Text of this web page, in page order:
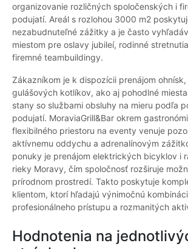
organizovanie rozličných spoločenských i
podujatí. Areál s rozlohou 3000 m2
nezabudnuteľné zážitky a je často
miestom pre oslavy jubileí, rodinné
firemné teambuildingy.
Zákazníkom je k dispozícii prenájom
gulášových kotlíkov, ako aj pohodlné
stany so službami obsluhy na mieru podľa
podujatí. MoraviaGrill&Bar okrem
flexibilného priestoru na eventy venuje
aktívnemu oddychu a adrenalínovým
ponuky je prenájom elektrických bicyklov i
rieky Moravy, čím spoločnosť rozširuje
prírodnom prostredí. Takto poskytuje
klientom, ktorí hľadajú výnimočnú
profesionálneho prístupu a rozmanitých
Hodnotenia na